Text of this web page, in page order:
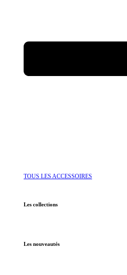
TOUS LES ACCESSOIRES
Les collections
Les nouveautés